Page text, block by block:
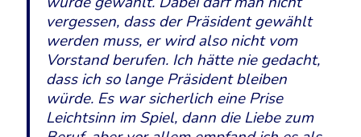
vergessen, dass der Präsident gewählt
werden muss, er wird also nicht vom
Vorstand berufen. Ich hätte nie gedacht,
dass ich so lange Präsident bleiben
würde. Es war sicherlich eine Prise
Leichtsinn im Spiel, dann die Liebe zum